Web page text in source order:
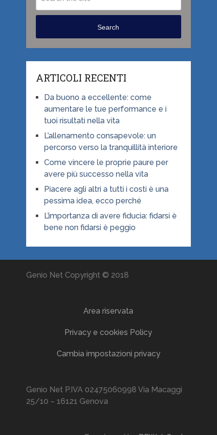
Search
ARTICOLI RECENTI
Da buono a eccellente: come
aumentare le tue performance e i
tuoi risultati nella vita
L’allenamento consapevole: un
percorso verso la tranquillità interiore
Come vincere le proprie paure per
avere più successo nella vita
Piacere agli altri a tutti i costi è una
pessima idea, ecco perché
L’importanza di avere fiducia: fidarsi è
bene non fidarsi è peggio
Genio Net Copyright © 2018
Area riservata
Privacy e cookies Policy
Cambia impostazioni privacy
Genio Net P.IVA 02475060998 Via Macaggi
25/10 – 16121 Genova